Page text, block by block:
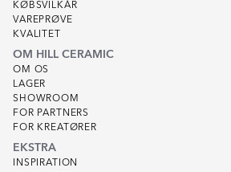
KØBSVILKÅR
VAREPRØVE
KVALITET
OM HILL CERAMIC
OM OS
LAGER
SHOWROOM
FOR PARTNERS
FOR KREATØRER
EKSTRA
INSPIRATION